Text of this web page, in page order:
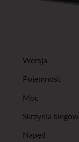
Wersja
Pojemność
Moc
Skrzynia biegów
Napęd